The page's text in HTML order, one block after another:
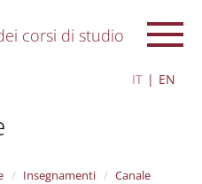
corsi di studio
IT EN
Insegnamenti
Canale